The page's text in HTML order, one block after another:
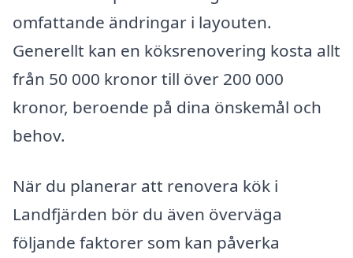
omfattande ändringar i layouten.
Generellt kan en köksrenovering kosta allt
från 50 000 kronor till över 200 000
kronor, beroende på dina önskemål och
behov.
När du planerar att renovera kök i
Landfjärden bör du även överväga
följande faktorer som kan påverka